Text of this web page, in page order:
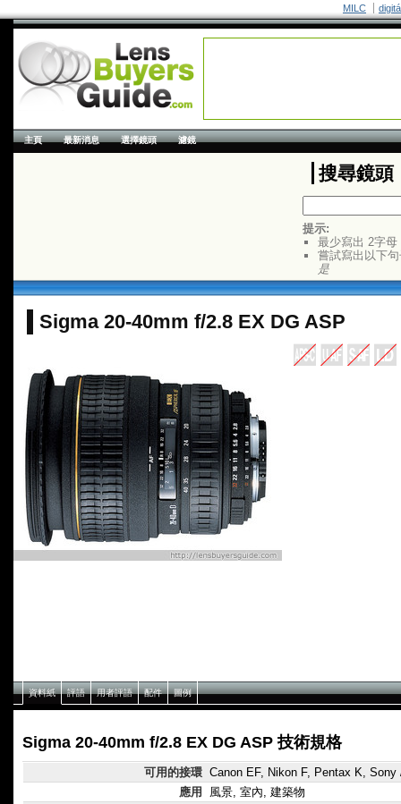
MILC
主頁 最新消息 選擇鏡頭 濾鏡
搜尋鏡頭
提示:
最少寫出 2字母
嘗試寫出以下
是
Sigma 20-40mm f/2.8 EX DG ASP
資料紙 評語 用者評語 配件 圖例
Sigma 20-40mm f/2.8 EX DG ASP 技術規格
可用的接環 Canon EF, Nikon F, Pentax K,
應用
風景, 室內, 建築物